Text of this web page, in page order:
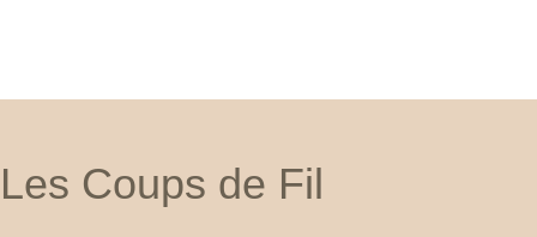
Les Coups de Fil